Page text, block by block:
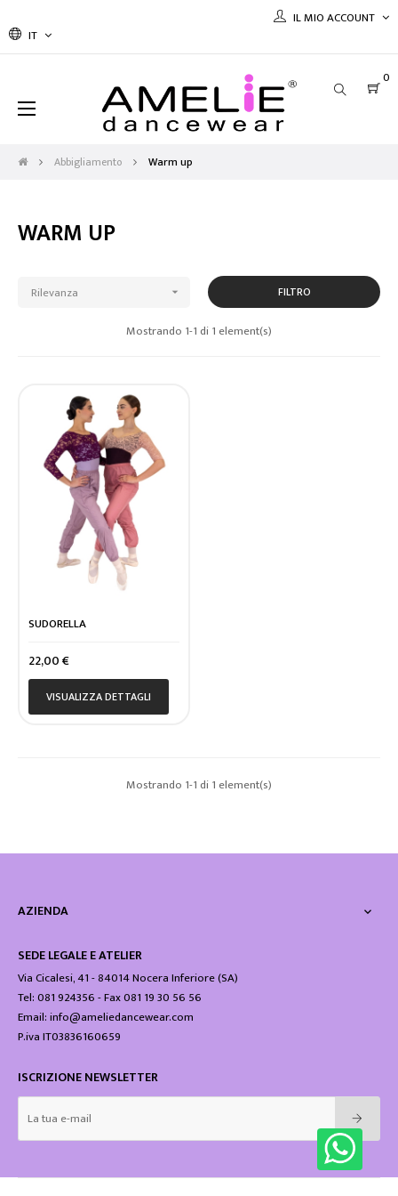
IT
IL MIO ACCOUNT
0
navigazione
Toggle
☰
Abbigliamento Warm up
WARM UP
Rilevanza  FILTRO
Mostrando 1-1 di 1 element(s)
SUDORELLA
Prezzo
22,00 €
VISUALIZZA DETTAGLI
Mostrando 1-1 di 1 element(s)
AZIENDA 
SEDE LEGALE E ATELIER
Via Cicalesi, 41 - 84014 Nocera Inferiore (SA)
Tel: 081 924356 - Fax 081 19 30 56 56
Email: info@ameliedancewear.com
P.iva IT03836160659
ISCRIZIONE NEWSLETTER